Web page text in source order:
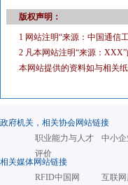
版权声明：
1 网站注明“来源：中国通信
2 凡本网站注明“来源：
本网站提供的资料如与相关
政府机关，相关协会网站链接
职业能力与人才
评价
中小
相关媒体网站链接
RFID中国网
互联网